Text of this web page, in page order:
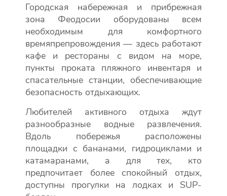
Городская набережная и прибрежная
зона Феодосии оборудованы всем
необходимым для комфортного
времяпрепровождения — здесь работают
кафе и рестораны с видом на море,
пункты проката пляжного инвентаря и
спасательные станции, обеспечивающие
безопасность отдыхающих.
Любителей активного отдыха ждут
разнообразные водные развлечения.
Вдоль побережья расположены
площадки с бананами, гидроциклами и
катамаранами, а для тех, кто
предпочитает более спокойный отдых,
доступны прогулки на лодках и SUP-